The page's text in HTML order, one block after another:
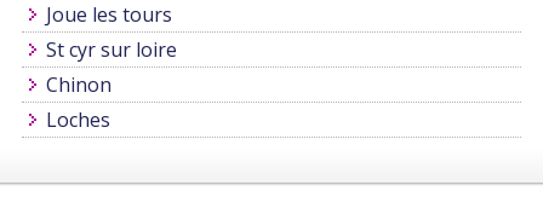
Joue les tours
St cyr sur loire
Chinon
Loches